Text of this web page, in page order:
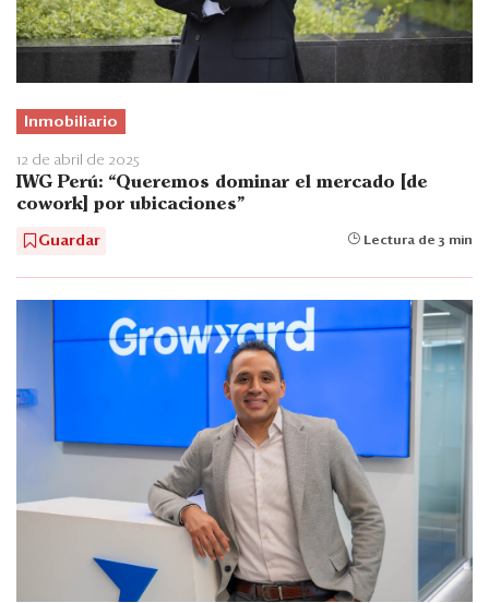
Inmobiliario
12 de abril de 2025
IWG Perú: “Queremos dominar el mercado [de
cowork] por ubicaciones”
Guardar Lectura de 3 min